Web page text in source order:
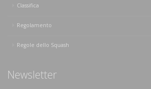
Classifica
Regolamento
Regole dello Squash
Newsletter